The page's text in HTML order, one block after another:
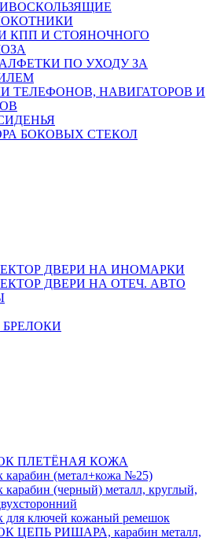
КПП И СТОЯНОЧНОГО
ПО УХОДУ ЗА
ТЕЛЕФОНОВ, НАВИГАТОРОВ И
БОКОВЫХ СТЕКОЛ
ДВЕРИ НА ИНОМАРКИ
ДВЕРИ НА ОТЕЧ. АВТО
ПЛЕТЁНАЯ КОЖА
карабин (метал+кожа №25)
карабин (черный) металл, круглый,
для ключей кожаный ремешок
ЦЕПЬ РИШАРА, карабин металл,